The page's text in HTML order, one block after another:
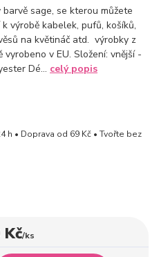
sage, se kterou můžete
výrobě kabelek, pufů, košíků,
na květináč atd. výrobky z
v EU. Složení: vnější -
Dé... celý popis
h • Doprava od 69 Kč • Tvořte bez
Kč/ks